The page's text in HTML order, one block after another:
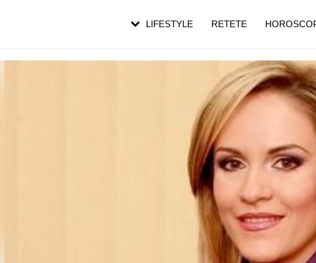
LIFESTYLE RETETE
pe măsură ce înaintezi în vârstă
de dureroasă este